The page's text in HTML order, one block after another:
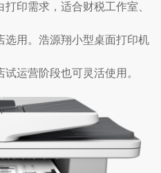
印需求，适合财税工作室、
选用。浩源翔小型桌面打印机
运营阶段也可灵活使用。